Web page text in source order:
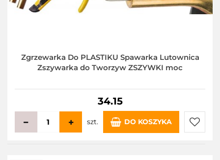
Zgrzewarka Do PLASTIKU Spawarka Lutownica
Zszywarka do Tworzyw ZSZYWKI moc
34.15
szt. DO KOSZYKA
Do